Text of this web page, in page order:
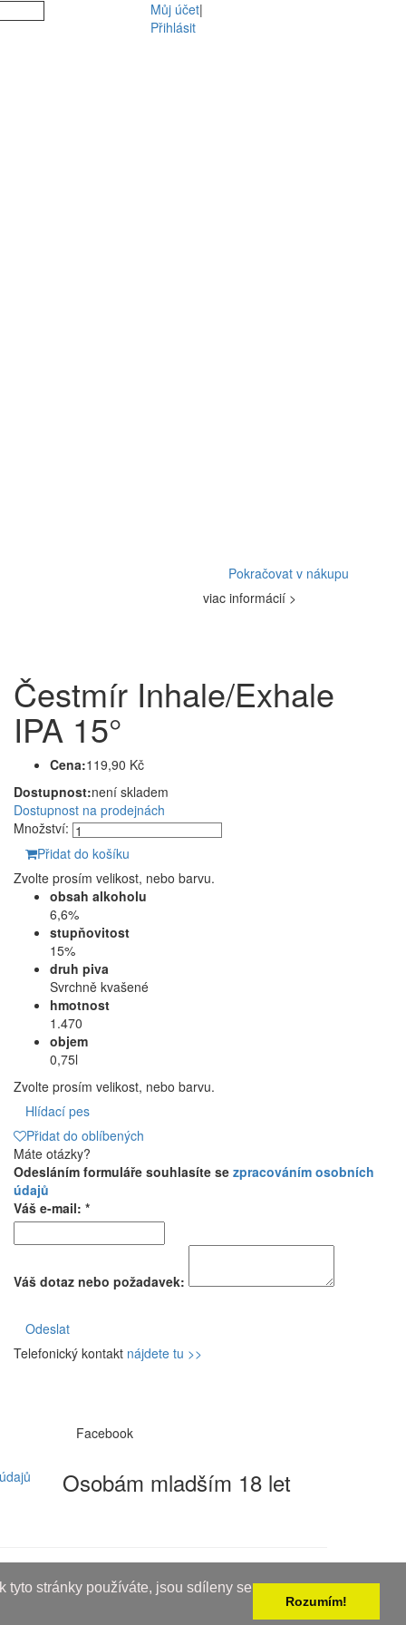
tyto stránky používáte, jsou sdíleny se
Rozumím!
Můj účet|
Přihlásit
Pokračovat v nákupu
Čestmír Inhale/Exhale
IPA 15°
Cena:119,90 Kč
Dostupnost:není skladem
Dostupnost na prodejnách
Množství:
Přidat do košíku
Zvolte prosím velikost, nebo barvu.
obsah alkoholu
6,6%
stupňovitost
15%
druh piva
Svrchně kvašené
hmotnost
1.470
objem
0,75l
Zvolte prosím velikost, nebo barvu.
Hlídací pes
Přidat do oblíbených
viac informácií >
Máte otázky?
Odesláním formuláře souhlasíte se zpracováním osobních
údajů
Váš e-mail: *
Váš dotaz nebo požadavek:
Odeslat
Telefonický kontakt nájdete tu >>
Facebook
Osobám mladším 18 let